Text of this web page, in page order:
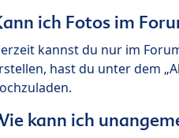
ich Fotos im
kannst du nur im
hast du unter dem
kann ich